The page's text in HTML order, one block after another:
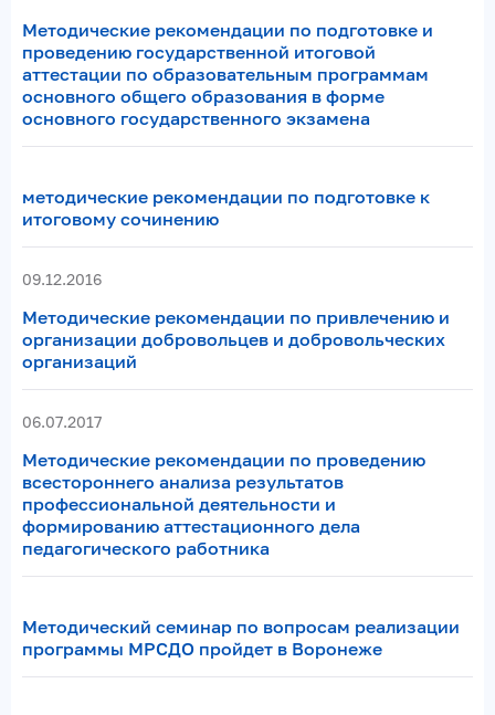
Методические рекомендации по подготовке и
проведению государственной итоговой
аттестации по образовательным программам
основного общего образования в форме
основного государственного экзамена
методические рекомендации по подготовке к
итоговому сочинению
09.12.2016
Методические рекомендации по привлечению и
организации добровольцев и добровольческих
организаций
06.07.2017
Методические рекомендации по проведению
всестороннего анализа результатов
профессиональной деятельности и
формированию аттестационного дела
педагогического работника
Методический семинар по вопросам реализации
программы МРСДО пройдет в Воронеже